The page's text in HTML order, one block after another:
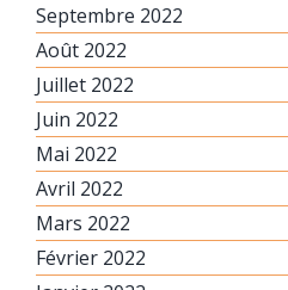
Septembre 2022
Août 2022
Juillet 2022
Juin 2022
Mai 2022
Avril 2022
Mars 2022
Février 2022